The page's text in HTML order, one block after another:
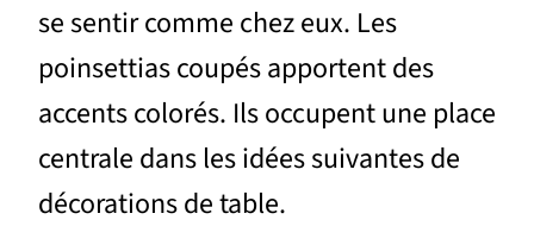
se sentir comme chez eux. Les
poinsettias coupés apportent des
accents colorés. Ils occupent une place
centrale dans les idées suivantes de
décorations de table.